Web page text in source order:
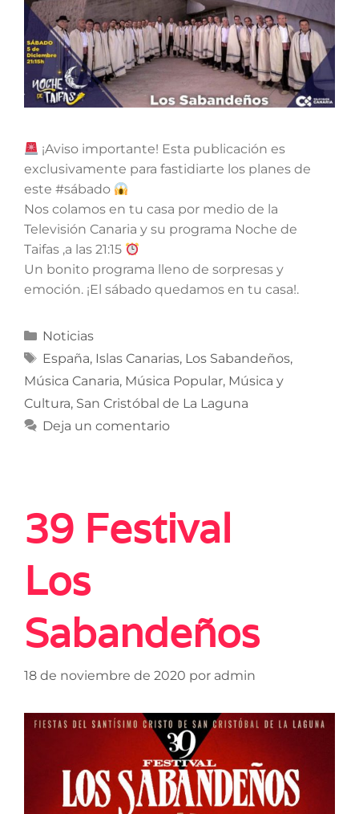
¡Aviso importante! Esta publicación es
exclusivamente para fastidiarte los planes de
este #sábado
Nos colamos en tu casa por medio de la
Televisión Canaria y su programa Noche de
Taifas ,a las 21:15
Un bonito programa lleno de sorpresas y
emoción. ¡El sábado quedamos en tu casa!.
Noticias
España, Islas Canarias, Los Sabandeños,
Música Canaria, Música Popular, Música y
Cultura, San Cristóbal de La Laguna
Deja un comentario
39 Festival
Los
Sabandeños
18 de noviembre de 2020 por admin